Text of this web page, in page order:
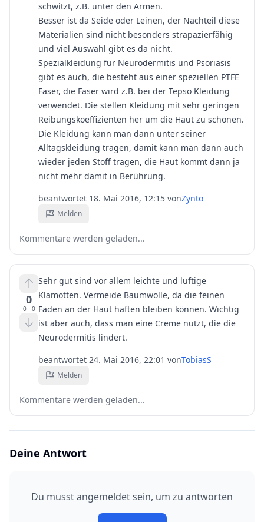
schwitzt, z.B. unter den Armen.
Besser ist da Seide oder Leinen, der Nachteil diese
Materialien sind nicht besonders strapazierfähig
und viel Auswahl gibt es da nicht.
Spezialkleidung für Neurodermitis und Psoriasis
gibt es auch, die besteht aus einer speziellen PTFE
Faser, die Faser wird z.B. bei der Tepso Kleidung
verwendet. Die stellen Kleidung mit sehr geringen
Reibungskoeffizienten her um die Haut zu schonen.
Die Kleidung kann man dann unter seiner
Alltagskleidung tragen, damit kann man dann auch
wieder jeden Stoff tragen, die Haut kommt dann ja
nicht mehr damit in Berührung.
beantwortet 18. Mai 2016, 12:15 vonZynto
Melden
Kommentare werden geladen...
0
0· 0
Sehr gut sind vor allem leichte und luftige
Klamotten. Vermeide Baumwolle, da die feinen
Fäden an der Haut haften bleiben können. Wichtig
ist aber auch, dass man eine Creme nutzt, die die
Neurodermitis lindert.
beantwortet 24. Mai 2016, 22:01 vonTobiasS
Melden
Kommentare werden geladen...
Deine Antwort
Du musst angemeldet sein, um zu antworten